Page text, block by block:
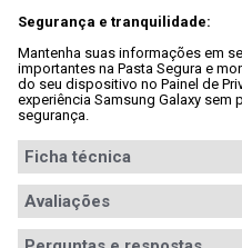
Segurança e tranquilidade:
Mantenha suas informações em
importantes na Pasta Segura e
do seu dispositivo no Painel de
experiência Samsung Galaxy
segurança.
Ficha técnica
Conteúdo da
embalagem
- 1x Cabo de
- 1x Extrator
Avaliações